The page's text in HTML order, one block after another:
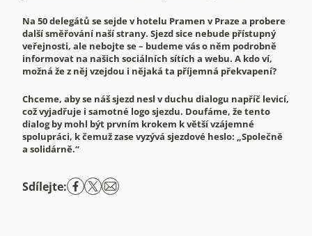
Na 50 delegátů se sejde v hotelu Pramen v Praze a probere
další směřování naší strany. Sjezd sice nebude přístupný
veřejnosti, ale nebojte se – budeme vás o něm podrobně
informovat na našich sociálních sítích a webu. A kdo ví,
možná že z něj vzejdou i nějaká ta příjemná překvapení?
Chceme, aby se náš sjezd nesl v duchu dialogu napříč levicí,
což vyjadřuje i samotné logo sjezdu. Doufáme, že tento
dialog by mohl být prvním krokem k větší vzájemné
spolupráci, k čemuž zase vyzývá sjezdové heslo: „Společně
a solidárně.“
Sdílejte: